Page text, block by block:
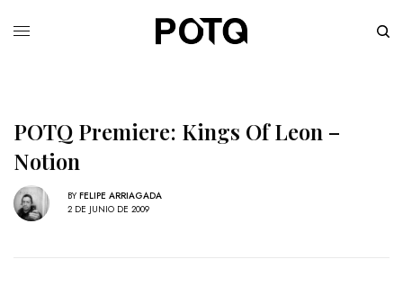
POTQ Premiere: Kings Of Leon –
Notion
BY FELIPE ARRIAGADA
2 DE JUNIO DE 2009